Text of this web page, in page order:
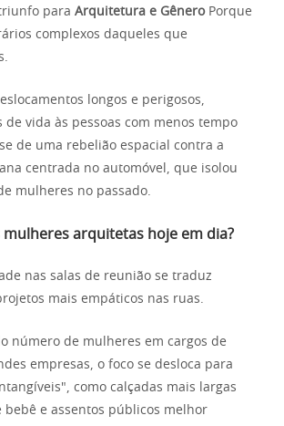
para Arquitetura e GêneroPorque
complexos daqueles que
longos e perigosos,
de vida às pessoas com menos tempo
de uma rebelião espacial contra a
centrada no automóvel, que isolou
mulheres no passado.
mulheres arquitetas hoje em dia?
nas salas de reunião se traduz
mais empáticos nas ruas.
número de mulheres em cargos de
empresas, o foco se desloca para
como calçadas mais largas
bebê e assentos públicos melhor